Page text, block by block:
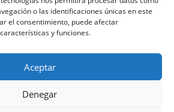
o las identificaciones únicas en este
el consentimiento, puede afectar
y funciones.
Aceptar
Denegar